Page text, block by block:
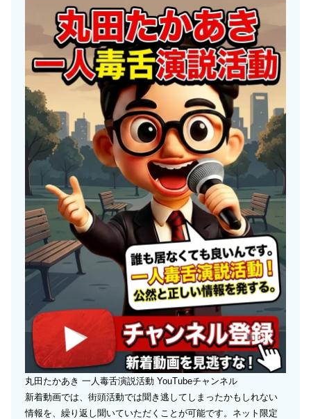
丸田たかあき 一人毒舌演説活動 YouTubeチャンネル
新着動画では、街頭活動では聞き逃してしまったかもしれない
情報を、繰り返し聞いていただくことが可能です。ネット限定